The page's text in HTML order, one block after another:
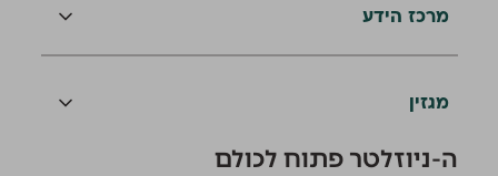
מרכז הידע
מגזין
ה-ניוזלטר פתוח לכולם